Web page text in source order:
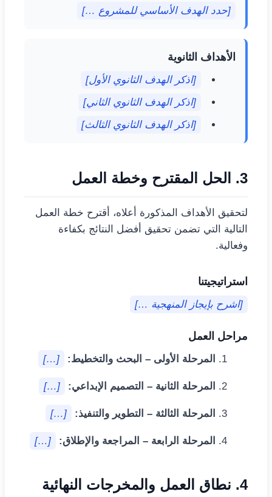
[حدد الهدف الأساسي للمشروع …]
الأهداف الثانوية
[اذكر الهدف الثانوي الأول]
[اذكر الهدف الثانوي الثاني]
[اذكر الهدف الثانوي الثالث]
3. الحل المقترح وخطة العمل
لتحقيق الأهداف المذكورة أعلاه، أقترح خطة العمل
التالية التي تضمن تحقيق أفضل النتائج بكفاءة
وفعالية.
استراتيجيتنا
[اشرح بإيجاز المنهجية …]
مراحل العمل
المرحلة الأولى – البحث والتخطيط: […]
المرحلة الثانية – التصميم الإبداعي: […]
المرحلة الثالثة – التطوير والتنفيذ: […]
المرحلة الرابعة – المراجعة والإطلاق: […]
4. نطاق العمل والمخرجات النهائية